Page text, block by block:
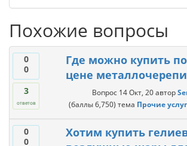
Похожие вопросы
0
0
3
ответов
Где можно купить
цене
Вопрос 14 Окт, 20 автор
(баллы6,750) тема Прочие
0
0
Хотим купить